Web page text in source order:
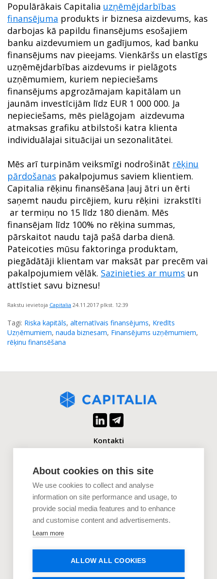
About cookies on this site
We use cookies to collect and analyse
information on site performance and usage, to
provide social media features and to enhance
and customise content and advertisements.
Learn more
ALLOW ALL COOKIES
Populārākais Capitalia uzņēmējdarbības
finansējuma produkts ir biznesa aizdevums, kas
darbojas kā papildu finansējums esošajiem
banku aizdevumiem un gadījumos, kad banku
finansējums nav pieejams. Vienkāršs un elastīgs
uzņēmējdarbības aizdevums ir pielāgots
uzņēmumiem, kuriem nepieciešams
finansējums apgrozāmajam kapitālam un
jaunām investīcijām līdz EUR 1 000 000. Ja
nepieciešams, mēs pielāgojam aizdevuma
atmaksas grafiku atbilstoši katra klienta
individuālajai situācijai un sezonalitātei.
Mēs arī turpinām veiksmīgi nodrošināt rēķinu
pārdošanas pakalpojumus saviem klientiem.
Capitalia rēķinu finansēšana ļauj ātri un ērti
saņemt naudu pircējiem, kuru rēķini izrakstīti
ar termiņu no 15 līdz 180 dienām. Mēs
finansējam līdz 100% no rēķina summas,
pārskaitot naudu tajā pašā darba dienā.
Pateicoties mūsu faktoringa produktam,
piegādātāji klientam var maksāt par precēm vai
pakalpojumiem vēlāk. Sazinieties ar mums un
attīstiet savu biznesu!
Rakstu ievietoja Capitalia 24.11.2017 plkst. 12:39
Tagi: Riska kapitāls, alternatīvais finansējums, Kredīts
Uzņēmumiem, nauda biznesam, Finansējums uzņēmumiem,
rēķinu finansēšana
Kontakti
+371 2880 0880
Uzņēmumiem
Investoriem
Uzzini vairāk